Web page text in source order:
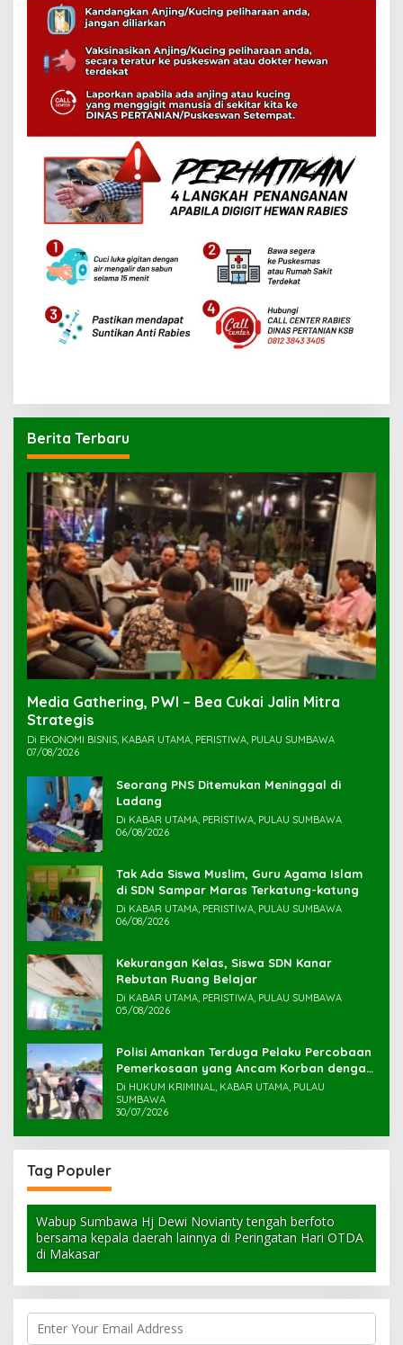
Berita Terbaru
Media Gathering, PWI – Bea Cukai Jalin Mitra
Strategis
Di EKONOMI BISNIS, KABAR UTAMA, PERISTIWA, PULAU SUMBAWA
07/08/2026
Seorang PNS Ditemukan Meninggal di
Ladang
Di KABAR UTAMA, PERISTIWA, PULAU SUMBAWA
06/08/2026
Tak Ada Siswa Muslim, Guru Agama Islam
di SDN Sampar Maras Terkatung-katung ‎
Di KABAR UTAMA, PERISTIWA, PULAU SUMBAWA
06/08/2026
Kekurangan Kelas, Siswa SDN Kanar
Rebutan Ruang Belajar
Di KABAR UTAMA, PERISTIWA, PULAU SUMBAWA
05/08/2026
Polisi Amankan Terduga Pelaku Percobaan
Pemerkosaan yang Ancam Korban dengan
Parang
Di HUKUM KRIMINAL, KABAR UTAMA, PULAU
SUMBAWA
30/07/2026
Tag Populer
Wabup Sumbawa Hj Dewi Novianty tengah berfoto
bersama kepala daerah lainnya di Peringatan Hari OTDA
di Makasar